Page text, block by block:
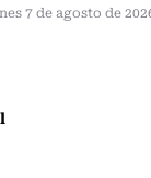
7 de agosto de